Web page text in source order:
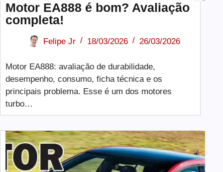
Motor EA888 é bom? Avaliação
completa!
Felipe Jr 18/03/2026 26/03/2026
Motor EA888: avaliação de durabilidade,
desempenho, consumo, ficha técnica e os
principais problema. Esse é um dos motores
turbo…